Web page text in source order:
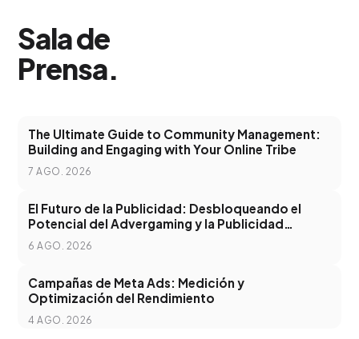
Sala de
Prensa.
The Ultimate Guide to Community Management:
Building and Engaging with Your Online Tribe
7 AGO. 2026
El Futuro de la Publicidad: Desbloqueando el
Potencial del Advergaming y la Publicidad
Programática
6 AGO. 2026
Campañas de Meta Ads: Medición y
Optimización del Rendimiento
4 AGO. 2026